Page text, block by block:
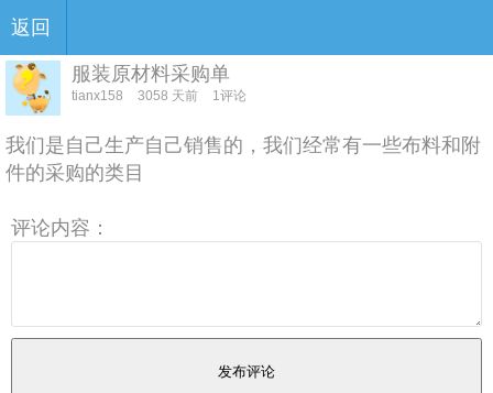
返回
服装原材料采购单
tianx158 3058 天前 1评论
我们是自己生产自己销售的，我们经常有一些布料和附
件的采购的类目
评论内容：